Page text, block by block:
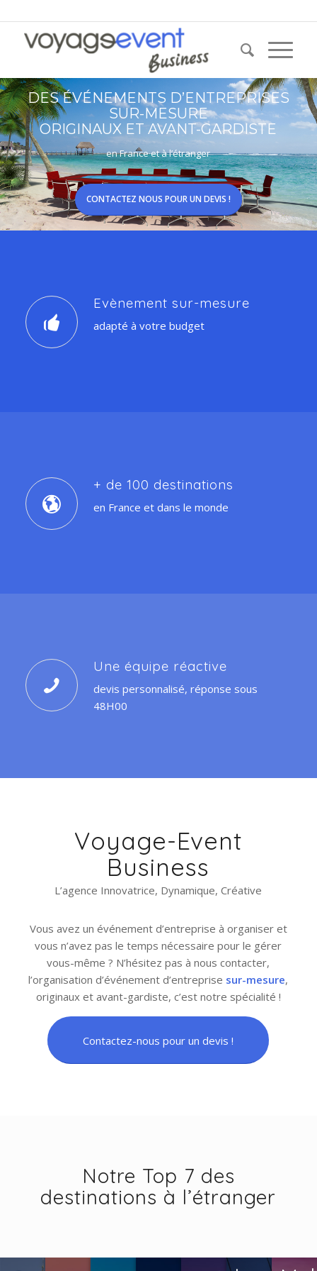
DES ÉVÉNEMENTS D’ENTREPRISES
SUR-MESURE
ORIGINAUX ET AVANT-GARDISTE
en France et à l’étranger
CONTACTEZ NOUS POUR UN DEVIS !
Evènement sur-mesure
adapté à votre budget
+ de 100 destinations
en France et dans le monde
Une équipe réactive
devis personnalisé, réponse sous
48H00
Voyage-Event
Business
L’agence Innovatrice, Dynamique, Créative
Vous avez un événement d’entreprise à organiser et
vous n’avez pas le temps nécessaire pour le gérer
vous-même ? N’hésitez pas à nous contacter,
l’organisation d’événement d’entreprise sur-mesure,
originaux et avant-gardiste, c’est notre spécialité !
Contactez-nous pour un devis !
Notre Top 7 des
destinations à l’étranger